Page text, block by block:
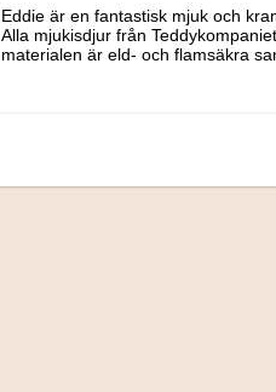
Eddie är en fantastisk mjuk och
Alla mjukisdjur från
materialen är eld- och flamsäkra